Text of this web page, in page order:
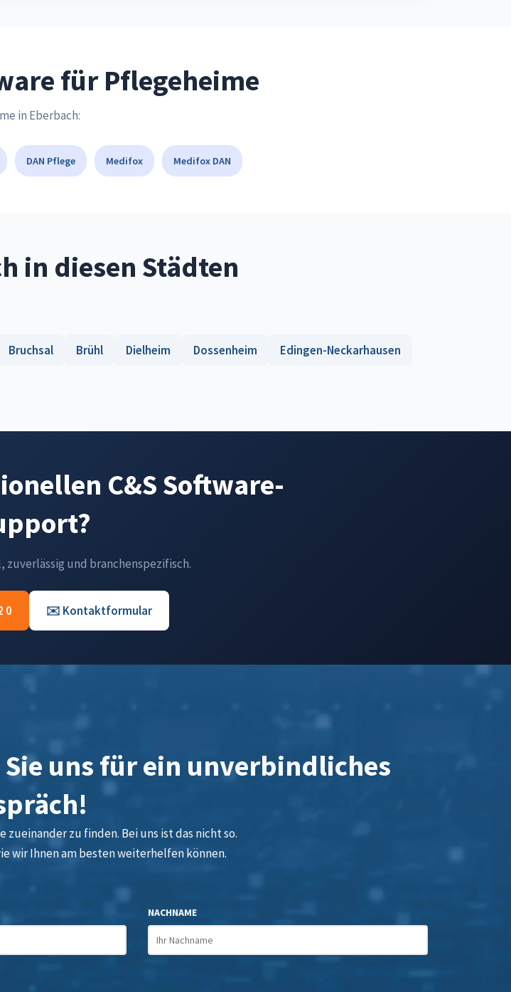
für Pflegeheime
in Eberbach:
DAN Pflege Medifox Medifox DAN
in diesen Städten
Bruchsal Brühl Dielheim Dossenheim
Edingen-Neckarhausen
C&S Software-
zuverlässig und branchenspezifisch.
0 ✉️ Kontaktformular
uns für ein unverbindliches
zueinander zu finden. Bei uns ist das nicht so.
wir Ihnen am besten weiterhelfen können.
NACHNAME